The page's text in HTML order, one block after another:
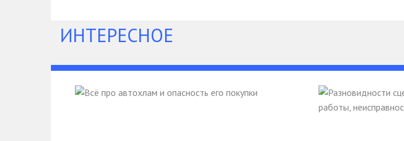
ИНТЕРЕСНОЕ